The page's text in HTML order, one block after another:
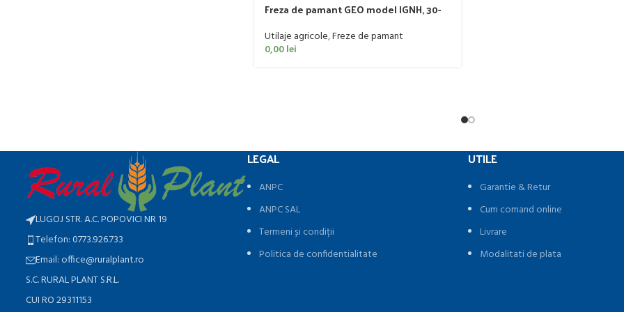
Freza de pamant GEO model IGNH, 30-
Utilaje agricole,Freze de pamant
0,00lei
LUGOJ STR. A.C. POPOVICI NR 19
Telefon: 0773.926.733
Email: office@ruralplant.ro
S.C. RURAL PLANT S.R.L.
CUI RO 29311153
LEGAL
ANPC
ANPC SAL
Termeni și condiții
Politica de confidentialitate
UTILE
Garantie & Retur
Cum comand online
Livrare
Modalitati de plata